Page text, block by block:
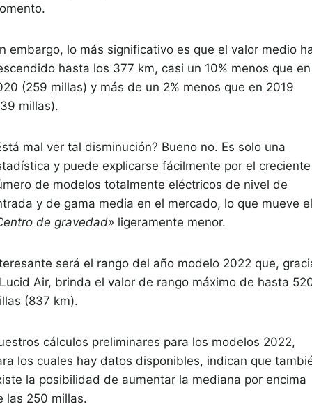
embargo, lo más significativo es que el valor medio
hasta los 377 km, casi un 10% menos que en
(259 millas) y más de un 2% menos que en 2019
millas).
mal ver tal disminución? Bueno no. Es solo una
y puede explicarse fácilmente por el creciente
de modelos totalmente eléctricos de nivel de
y de gama media en el mercado, lo que mueve el
de gravedad» ligeramente menor.
será el rango del año modelo 2022 que,
Air, brinda el valor de rango máximo de hasta
(837 km).
cálculos preliminares para los modelos 2022,
los cuales hay datos disponibles, indican que
la posibilidad de aumentar la mediana por encima
las 250 millas.